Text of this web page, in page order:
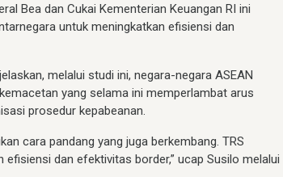
Bea dan Cukai Kementerian Keuangan RI ini
untuk meningkatkan efisiensi dan
melalui studi ini, negara-negara ASEAN
yang selama ini memperlambat arus
prosedur kepabeanan.
cara pandang yang juga berkembang. TRS
dan efektivitas border,” ucap Susilo melalui